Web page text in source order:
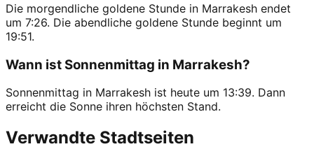
Die morgendliche goldene Stunde in Marrakesh endet
um 7:26. Die abendliche goldene Stunde beginnt um
19:51.
Wann ist Sonnenmittag in Marrakesh?
Sonnenmittag in Marrakesh ist heute um 13:39. Dann
erreicht die Sonne ihren höchsten Stand.
Verwandte Stadtseiten